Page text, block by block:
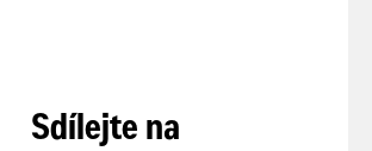
Sdílejte na